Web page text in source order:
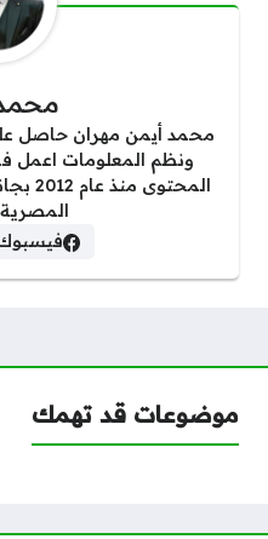
محمد أيمن مهران حاصل
ونظم المعلومات اعمل
المصرية
موضوعات قد تهمك